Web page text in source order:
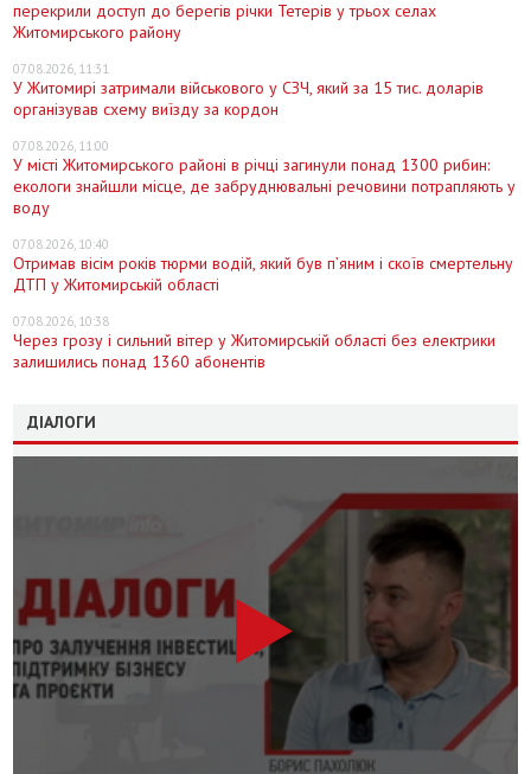
перекрили доступ до берегів річки Тетерів у трьох селах
Житомирського району
07.08.2026, 11:31
У Житомирі затримали військового у СЗЧ, який за 15 тис. доларів
організував схему виїзду за кордон
07.08.2026, 11:00
У місті Житомирського районі в річці загинули понад 1300 рибин:
екологи знайшли місце, де забруднювальні речовини потрапляють у
воду
07.08.2026, 10:40
Отримав вісім років тюрми водій, який був п’яним і скоїв смертельну
ДТП у Житомирській області
07.08.2026, 10:38
Через грозу і сильний вітер у Житомирській області без електрики
залишились понад 1360 абонентів
ДІАЛОГИ